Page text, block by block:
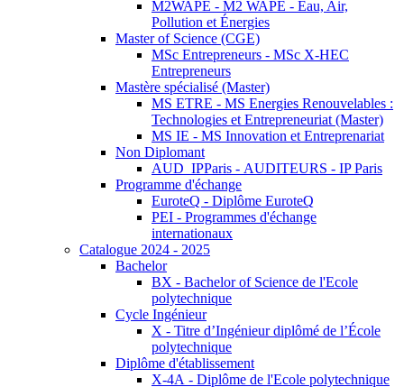
M2WAPE - M2 WAPE - Eau, Air,
Pollution et Énergies
Master of Science (CGE)
MSc Entrepreneurs - MSc X-HEC
Entrepreneurs
Mastère spécialisé (Master)
MS ETRE - MS Energies Renouvelables :
Technologies et Entrepreneuriat (Master)
MS IE - MS Innovation et Entreprenariat
Non Diplomant
AUD_IPParis - AUDITEURS - IP Paris
Programme d'échange
EuroteQ - Diplôme EuroteQ
PEI - Programmes d'échange
internationaux
Catalogue 2024 - 2025
Bachelor
BX - Bachelor of Science de l'Ecole
polytechnique
Cycle Ingénieur
X - Titre d’Ingénieur diplômé de l’École
polytechnique
Diplôme d'établissement
X-4A - Diplôme de l'Ecole polytechnique